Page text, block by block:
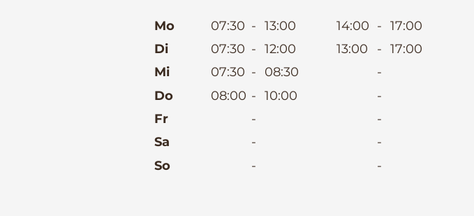
Mo
07:30 - 13:00 14:00 - 17:00
Di
07:30 - 12:00 13:00 - 17:00
Mi
07:30 - 08:30
-
Do
08:00 - 10:00
-
Fr
-
-
Sa
-
-
So
- -